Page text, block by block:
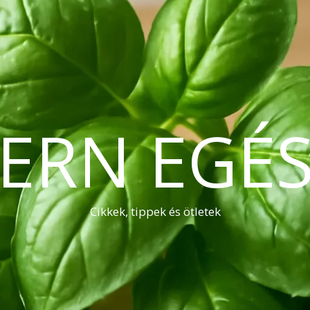
Cikkek, tippek és ötletek